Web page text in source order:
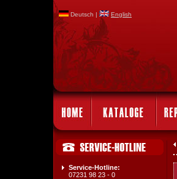
Deutsch | English
Service-Hotline:
07231 98 23 - 0